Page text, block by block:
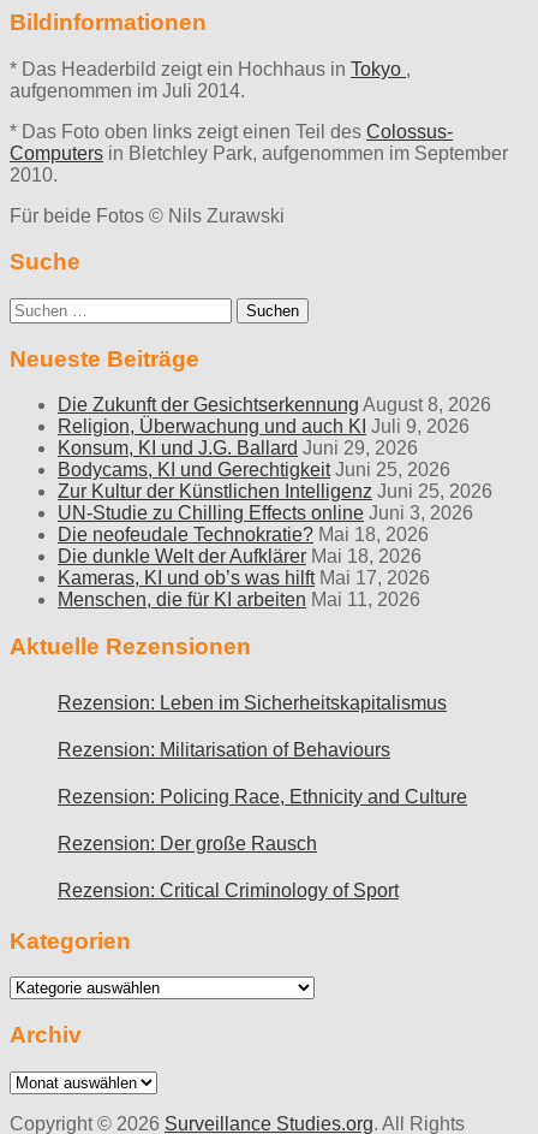
Bildinformationen
* Das Headerbild zeigt ein Hochhaus in Tokyo ,
aufgenommen im Juli 2014.
* Das Foto oben links zeigt einen Teil des Colossus-
Computers in Bletchley Park, aufgenommen im September
2010.
Für beide Fotos © Nils Zurawski
Suche
Suche
nach:
Neueste Beiträge
Die Zukunft der Gesichtserkennung August 8, 2026
Religion, Überwachung und auch KI Juli 9, 2026
Konsum, KI und J.G. Ballard Juni 29, 2026
Bodycams, KI und Gerechtigkeit Juni 25, 2026
Zur Kultur der Künstlichen Intelligenz Juni 25, 2026
UN-Studie zu Chilling Effects online Juni 3, 2026
Die neofeudale Technokratie? Mai 18, 2026
Die dunkle Welt der Aufklärer Mai 18, 2026
Kameras, KI und ob’s was hilft Mai 17, 2026
Menschen, die für KI arbeiten Mai 11, 2026
Aktuelle Rezensionen
Rezension: Leben im Sicherheitskapitalismus
Rezension: Militarisation of Behaviours
Rezension: Policing Race, Ethnicity and Culture
Rezension: Der große Rausch
Rezension: Critical Criminology of Sport
Kategorien
Kategorien
Archiv
Archiv
Copyright © 2026 Surveillance Studies.org. All Rights